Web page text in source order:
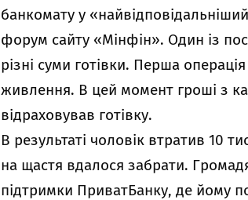
банкомату у
форум сайту «Мінфін». Один із
різні суми готівки. Перша
живлення. В цей момент гроші з
відраховував готівку.
В результаті чоловік втратив 10
на щастя вдалося забрати.
підтримки ПриватБанку, де йому